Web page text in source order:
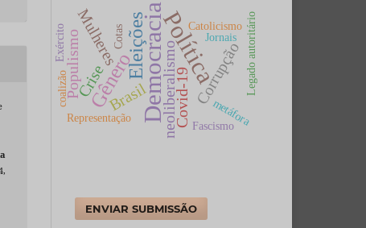
DemocraciaPolítica
Eleições
Gênero
Mulheres
neoliberalismo
Crise Corrupção
Brasil Covid-19
Populismo
Representação
Catolicismo
metáfora
Fascismo
coalizão
Cotas Legado autoritário
Jornais
Exército
ENVIAR SUBMISSÃO